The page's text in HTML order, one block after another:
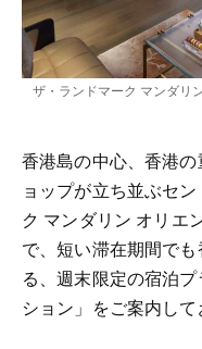
ザ・ランドマーク マンダリ
香港島の中心、香港
ョップが立ち並ぶセ
ク マンダリン オリエ
で、短い滞在期間で
る、週末限定の宿泊
ション」をご案内して